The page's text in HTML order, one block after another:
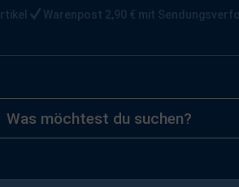
Warenpost 2,90 € mit